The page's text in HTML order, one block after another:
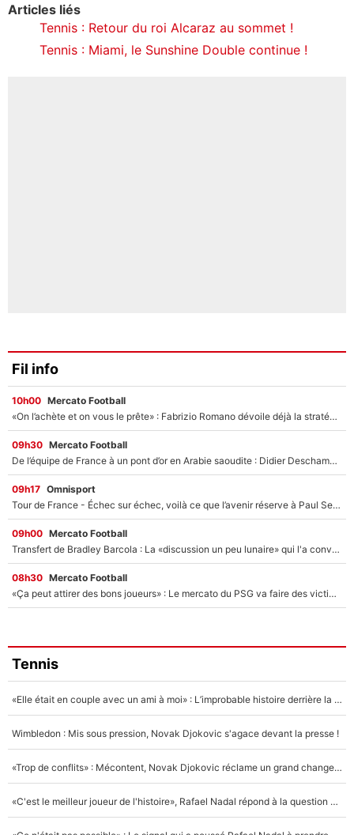
Articles liés
Tennis : Retour du roi Alcaraz au sommet !
Tennis : Miami, le Sunshine Double continue !
Fil info
10h00 Mercato Football
«On l’achète et on vous le prête» : Fabrizio Romano dévoile déjà la stratégie du PSG avec le transfert de Zion Suzuki !
09h30 Mercato Football
De l’équipe de France à un pont d’or en Arabie saoudite : Didier Deschamps a donné sa réponse !
09h17 Omnisport
Tour de France - Échec sur échec, voilà ce que l’avenir réserve à Paul Seixas : «Tant qu’il y aura un Pogacar comme celui-là...»
09h00 Mercato Football
Transfert de Bradley Barcola : La «discussion un peu lunaire» qui l'a convaincu de quitter le PSG, son entourage est pointé du doigt
08h30 Mercato Football
«Ça peut attirer des bons joueurs» : Le mercato du PSG va faire des victimes dans l'effectif de Luis Enrique ?
Tennis
«Elle était en couple avec un ami à moi» : L’improbable histoire derrière la «seule relation longue» de Novak Djokovic
Wimbledon : Mis sous pression, Novak Djokovic s'agace devant la presse !
«Trop de conflits» : Mécontent, Novak Djokovic réclame un grand changement !
«C'est le meilleur joueur de l'histoire», Rafael Nadal répond à la question que tout le monde se pose !